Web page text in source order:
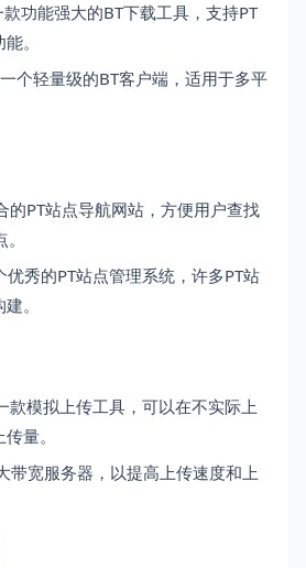
款功能强大的BT下载工具，支持PT
。
一个轻量级的BT客户端，适用于多平
的PT站点导航网站，方便用户查找
优秀的PT站点管理系统，许多PT站
。
款模拟上传工具，可以在不实际上
量。
带宽服务器，以提高上传速度和上